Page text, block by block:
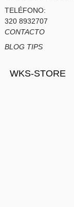
TELÉFONO:
320 8932707
CONTACTO
BLOG TIPS
WKS-STORE